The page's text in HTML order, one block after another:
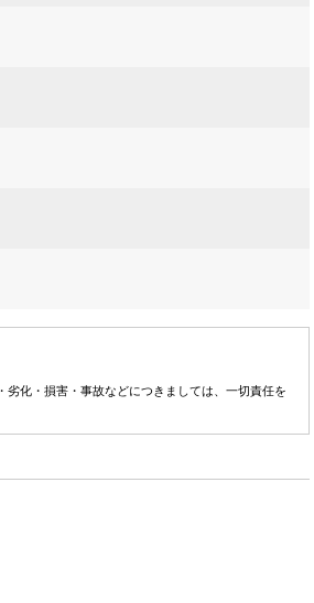
化・損害・事故などにつきましては、一切責任を